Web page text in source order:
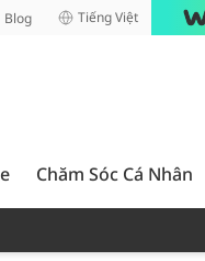
Blog Tiếng Việt
Chăm Sóc Cá Nhân